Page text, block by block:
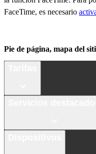
FaceTime, es necesario
Pie de página, mapa del